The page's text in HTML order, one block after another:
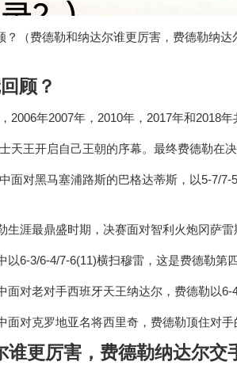
？（费德勒和纳达尔谁更厉害，费德勒纳
顾？
2006年2007年，2010年，2017年和2018年
天王开启自己王朝的序幕。最终费德勒在
面对黑马塞浦路斯的巴格达蒂斯，以5-7/
生涯最鼎盛时期，决赛面对智利火炮冈萨
以6-3/6-4/7-6(11)横扫穆雷，这是费德勒第
面对老对手西班牙天王纳达尔，费德勒以6-
面对克罗地亚名将西里奇，费德勒顶住对手
谁更厉害，费德勒纳达尔交